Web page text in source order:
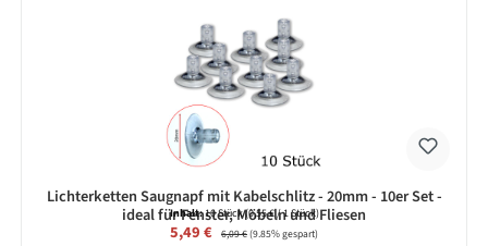
Lichterketten Saugnapf mit Kabelschlitz - 20mm - 10er Set -
ideal für Fenster, Möbeln und Fliesen
Inhalt:10 Stück(0,55 € / 1 Stück)
Verkaufspreis:
5,49 € Regulärer Preis:
6,09 €(9.85% gespart)